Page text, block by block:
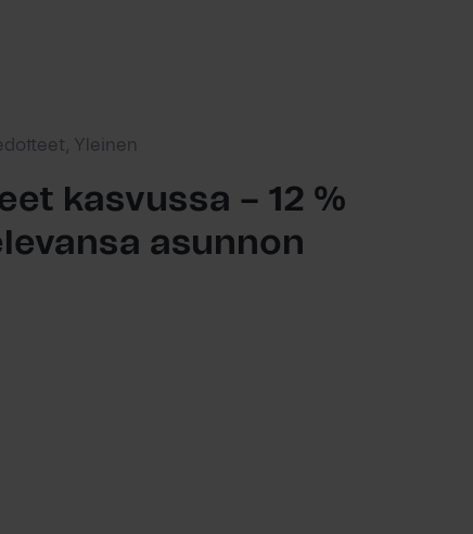
Yleinen
kasvussa – 12 %
asunnon